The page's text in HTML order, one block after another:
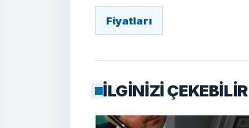
Fiyatları
İLGİNİZİ ÇEKEBİLİR